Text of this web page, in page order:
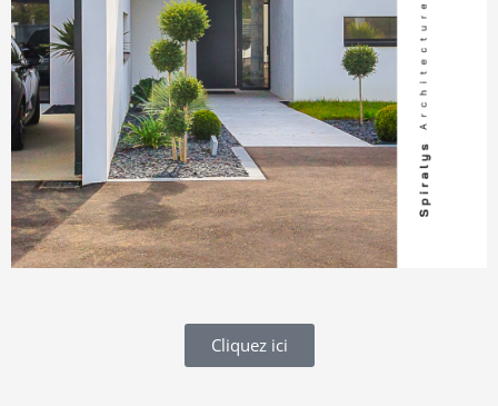
Cliquez ici